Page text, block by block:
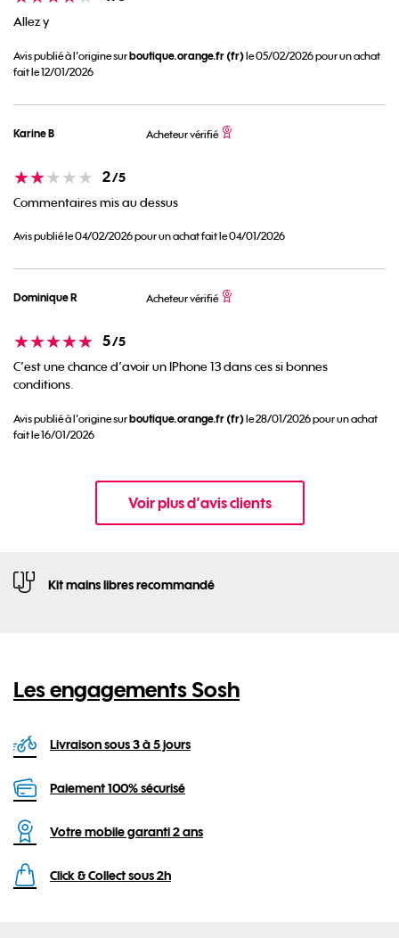
Allez y
Avis publié à l’origine surboutique.orange.fr (fr) le 05/02/2026 pour un achat
fait le 12/01/2026
Karine B Acheteur vérifié
Note
2/5
Commentaires mis au dessus
Avis publié le 04/02/2026 pour un achat fait le 04/01/2026
Dominique R Acheteur vérifié
Note
5/5
C’est une chance d’avoir un IPhone 13 dans ces si bonnes
conditions.
Avis publié à l’origine surboutique.orange.fr (fr) le 28/01/2026 pour un achat
fait le 16/01/2026
Voir plus d’avis clients
Kit mains libres recommandé
Lesengagements Sosh
Livraison sous 3 à 5 jours
Paiement 100% sécurisé
Votre mobile garanti 2 ans
Click & Collect sous 2h